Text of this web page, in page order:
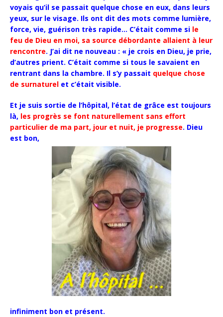
voyais qu’il se passait quelque chose en eux, dans leurs
yeux, sur le visage. Ils ont dit des mots comme lumière,
force, vie, guérison très rapide… C’était comme si le
feu de Dieu en moi, sa source débordante allaient à leur
rencontre. J’ai dit ne nouveau : « je crois en Dieu, je prie,
d’autres prient. C’était comme si tous le savaient en
rentrant dans la chambre. Il s’y passait quelque chose
de surnaturel et c’était visible.
Et je suis sortie de l’hôpital, l’état de grâce est toujours
là, les progrès se font naturellement sans effort
particulier de ma part, jour et nuit, je progresse. Dieu
est bon,
infiniment bon et présent.